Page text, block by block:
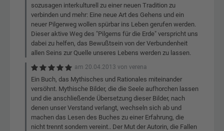
sozusagen interkulturell zu einer neuen Tradition zu
verbinden und mehr: Eine neue Art des Gehens und ein
neuer Pilgerweg wollen spürbar ins Leben gerufen werden.
Dieser aktive Weg des "Pilgerns für die Erde" verspricht uns
dabei zu helfen, das Bewußtsein von der Verbundenheit
allen Seins zur Quelle unseres Lebens werden zu lassen.
am 20.04.2013 von verena
Ein Buch, das Mythisches und Rationales miteinander
versöhnt. Mythische Bilder, die die Seele aufhorchen lassen
und die anschließende Übersetzung dieser Bilder, nach
denen unser Verstand verlangt, wechseln sich ab und
machen das Lesen des Buches zu einer Erfahrung, die
nicht trennt sondern vereint.. Der Mut der Autorin, die Fallen